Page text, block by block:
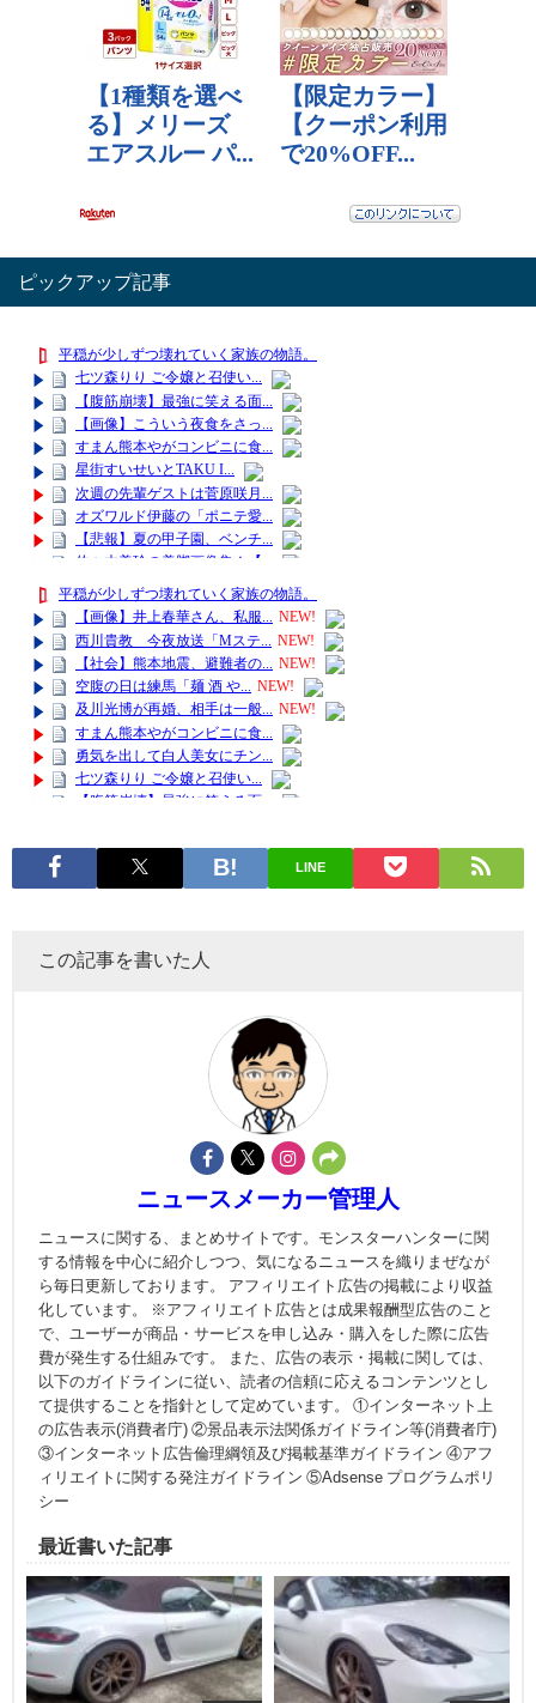
ピックアップ記事
LINE
この記事を書いた人
ニュースメーカー管理人
ニュースに関する、まとめサイトです。モンスターハンターに関
する情報を中心に紹介しつつ、気になるニュースを織りまぜなが
ら毎日更新しております。 アフィリエイト広告の掲載により収益
化しています。 ※アフィリエイト広告とは成果報酬型広告のこと
で、ユーザーが商品・サービスを申し込み・購入をした際に広告
費が発生する仕組みです。 また、広告の表示・掲載に関しては、
以下のガイドラインに従い、読者の信頼に応えるコンテンツとし
て提供することを指針として定めています。 ①インターネット上
の広告表示(消費者庁) ②景品表示法関係ガイドライン等(消費者庁)
③インターネット広告倫理綱領及び掲載基準ガイドライン ④アフ
ィリエイトに関する発注ガイドライン ⑤Adsense プログラムポリ
シー
最近書いた記事